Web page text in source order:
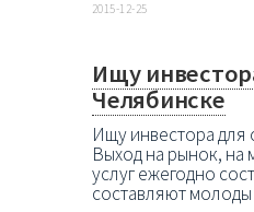
2015-12-25
Ищу
Челябинске
Ищу инвестора для
Выход на рынок, на
услуг ежегодно
составляют